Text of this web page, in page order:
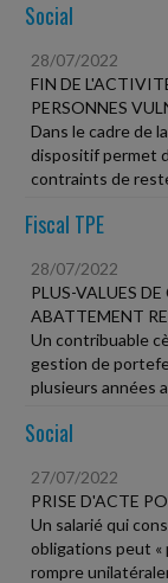
Social
28/07/2022
FIN DE
PERSONNES
Dans le cadre de
dispositif permet
contraints de
Fiscal TPE
28/07/2022
PLUS-VALUES
ABATTEMENT
Un contribuable
gestion de
plusieurs années
Social
27/07/2022
PRISE D'ACTE
Un salarié qui
obligations peut «
rompre